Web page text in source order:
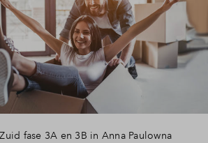
fase 3A en 3B in Anna Paulowna